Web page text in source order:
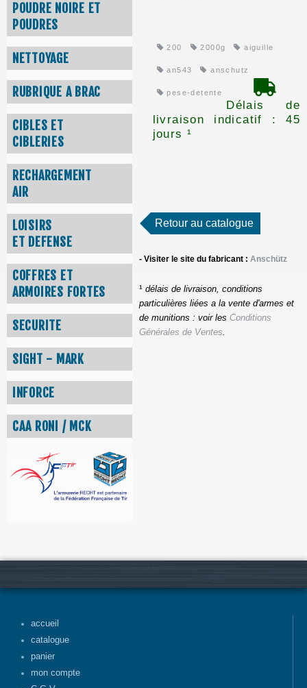
POUDRE NOIRE ET
POUDRES
NETTOYAGE
RUBRIQUE A BRAC
CIBLES ET
CIBLERIES
RECHARGEMENT
AIR
LOISIRS
ET DEFENSE
COFFRES ET
ARMOIRES FORTES
SECURITE
SIGHT - MARK
INFORCE
CAA RONI / MCK
200 2000g aiguille
an543 anschutz
pese-detente
Délais de
livraison indicatif : 45
jours ¹
Retour au catalogue
- Visiter le site du fabricant : Anschütz
¹ délais de livraison, conditions
particulières liées a la vente d'armes et
de munitions : voir les Conditions
Générales de Ventes
accueil
catalogue
panier
mon compte